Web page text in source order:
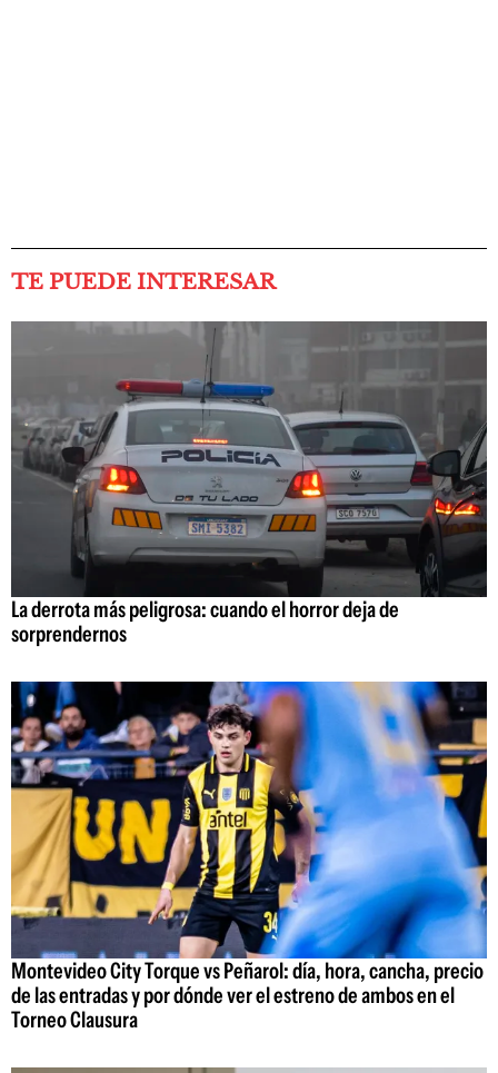
TE PUEDE INTERESAR
La derrota más peligrosa: cuando el horror deja de
sorprendernos
Montevideo City Torque vs Peñarol: día, hora, cancha, precio
de las entradas y por dónde ver el estreno de ambos en el
Torneo Clausura